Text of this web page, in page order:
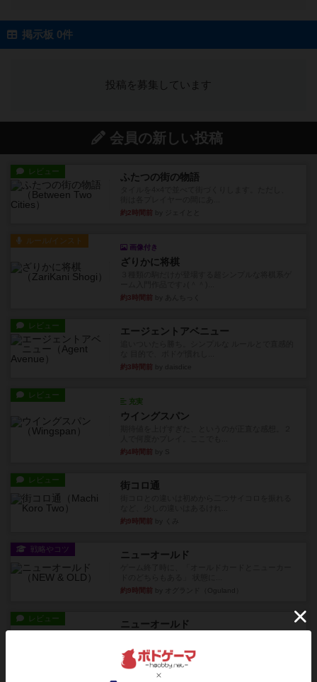
掲示板 0件
投稿を募集しています
会員の新しい投稿
レビュー ふたつの街の物語
約2時間前
ルール/インスト
画像付き
ざりかに将棋
約3時間前
レビュー エージェントアベニュー
約3時間前
レビュー
充実
ウイングスパン
約4時間前
レビュー 街コロ通
約9時間前
戦略やコツ ニューオールド
約9時間前
レビュー ニューオールド
約9時間前 by オグランド（Oguland）